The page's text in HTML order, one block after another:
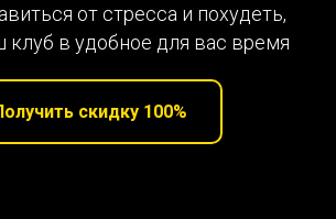
от стресса и похудеть,
клуб в удобное для вас время
скидку 100%